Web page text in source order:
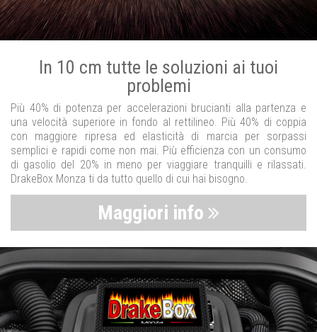
In 10 cm tutte le soluzioni ai tuoi
problemi
Più 40% di potenza per accelerazioni brucianti alla partenza e
una velocità superiore in fondo al rettilineo. Più 40% di coppia
con maggiore ripresa ed elasticità di marcia per sorpassi
semplici e rapidi come non mai. Più efficienza con un consumo
di gasolio del 20% in meno per viaggiare tranquilli e rilassati.
DrakeBox Monza ti da tutto quello di cui hai bisogno.
Maggiori info